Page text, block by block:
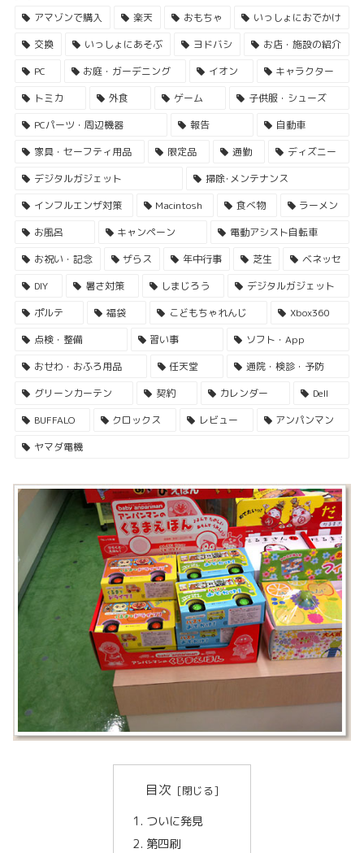
アマゾンで購入 楽天 おもちゃ
いっしょにおでかけ
交換
いっしょにあそぶ ヨドバシ
お店・施設の紹介
PC
お庭・ガーデニング イオン
キャラクター
トミカ
外食 ゲーム
子供服・シューズ
PCパーツ・周辺機器
報告
自動車
家具・セーフティ用品
限定品 通勤
ディズニー
デジタルガジェット
掃除･メンテナンス
インフルエンザ対策
Macintosh 食べ物
ラーメン
お風呂
キャンペーン
電動アシスト自転車
お祝い・記念
ザらス 年中行事 芝生
ベネッセ
DIY
暑さ対策 しまじろう
デジタルガジェット
ポルテ
福袋 こどもちゃれんじ
Xbox360
点検・整備
習い事
ソフト・App
おせわ・おふろ用品
任天堂
通院・検診・予防
グリーンカーテン
契約 カレンダー
Dell
BUFFALO
クロックス レビュー
アンパンマン
ヤマダ電機
目次
ついに発見
第四刷